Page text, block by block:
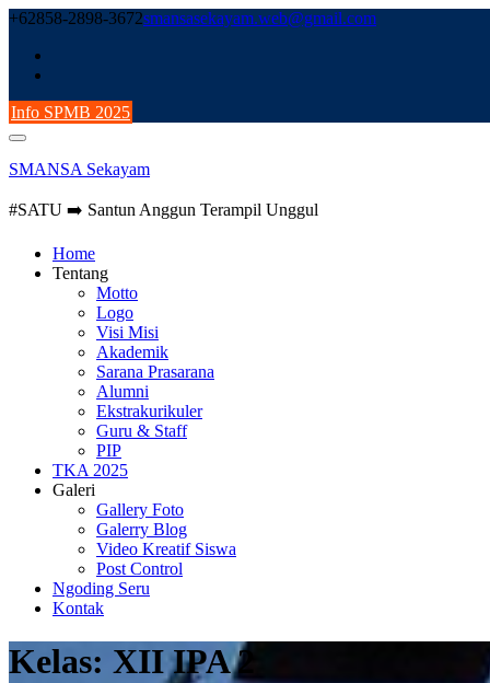
Skip
content
+62858-2898-3672smansasekayam.web@gmail.com
Info SPMB 2025
SMANSA Sekayam
#SATU ➡️ Santun Anggun Terampil Unggul
Home
Tentang
Motto
Logo
Visi Misi
Akademik
Sarana Prasarana
Alumni
Ekstrakurikuler
Guru & Staff
PIP
TKA 2025
Galeri
Gallery Foto
Galerry Blog
Video Kreatif Siswa
Post Control
Ngoding Seru
Kontak
Kelas: XII IPA 2